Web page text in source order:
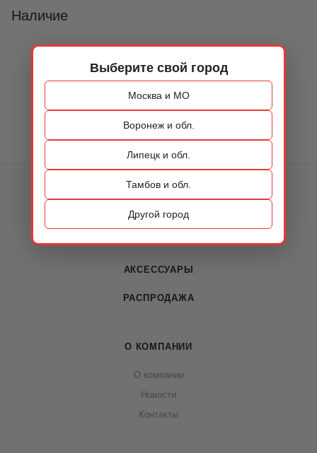
Выберите свой город
Москва и МО
Воронеж и обл.
Липецк и обл.
Тамбов и обл.
Другой город
Наличие
КАТАЛОГ
ОБУВЬ
СУМКИ
АКСЕССУАРЫ
РАСПРОДАЖА
О КОМПАНИИ
О компании
Новости
Контакты